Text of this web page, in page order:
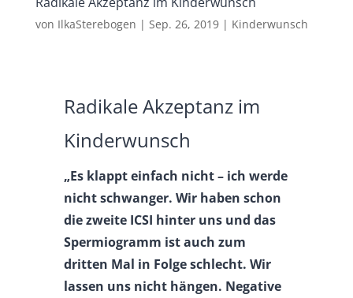
von IlkaSterebogen | Sep. 26, 2019| Kinderwunsch
Radikale Akzeptanz im
Kinderwunsch
„Es klappt einfach nicht – ich werde
nicht schwanger. Wir haben schon
die zweite ICSI hinter uns und das
Spermiogramm ist auch zum
dritten Mal in Folge schlecht. Wir
lassen uns nicht hängen. Negative